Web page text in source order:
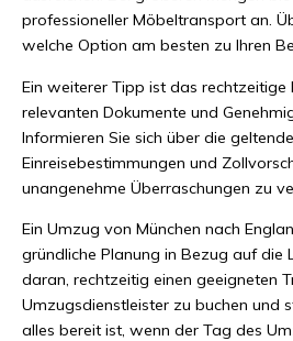
professioneller Möbeltransport an.
welche Option am besten zu Ihren
Ein weiterer Tipp ist das rechtzeitige
relevanten Dokumente und
Informieren Sie sich über die
Einreisebestimmungen und
unangenehme Überraschungen zu
Ein Umzug von München nach
gründliche Planung in Bezug auf die
daran, rechtzeitig einen geeigneten
Umzugsdienstleister zu buchen und
alles bereit ist, wenn der Tag des